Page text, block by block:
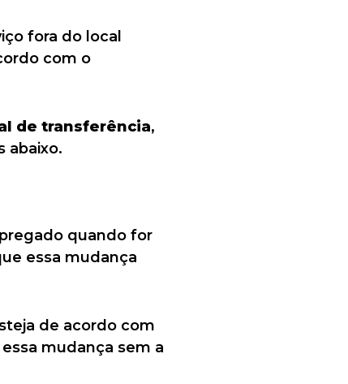
fora do local
com o
de transferência,
abaixo.
quando for
essa mudança
de acordo com
mudança sem a